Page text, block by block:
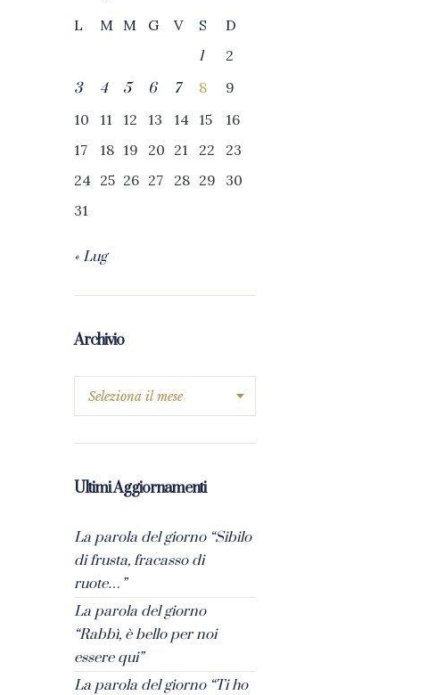
L
M M G V S
D
1
2
3
4 5 6 7 8
9
10
11 12 13 14 15
16
17
18 19 20 21 22
23
24 25 26 27 28 29
30
31
« Lug
Archivio
Ultimi Aggiornamenti
La parola del giorno “Sibilo
di frusta, fracasso di
ruote…”
La parola del giorno
“Rabbì, è bello per noi
essere qui”
La parola del giorno “Ti ho